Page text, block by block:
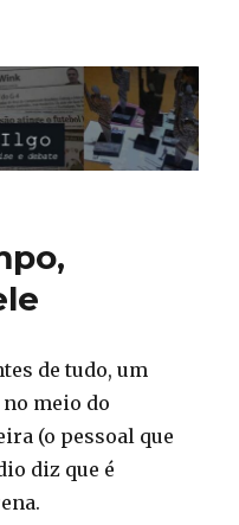
de tudo, um
meio do
(o pessoal que
diz que é